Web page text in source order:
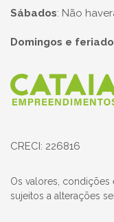
Sábados: Não
Domingos e
Página inicial
CRECI: 226816
Os valores,
sujeitos a alterações